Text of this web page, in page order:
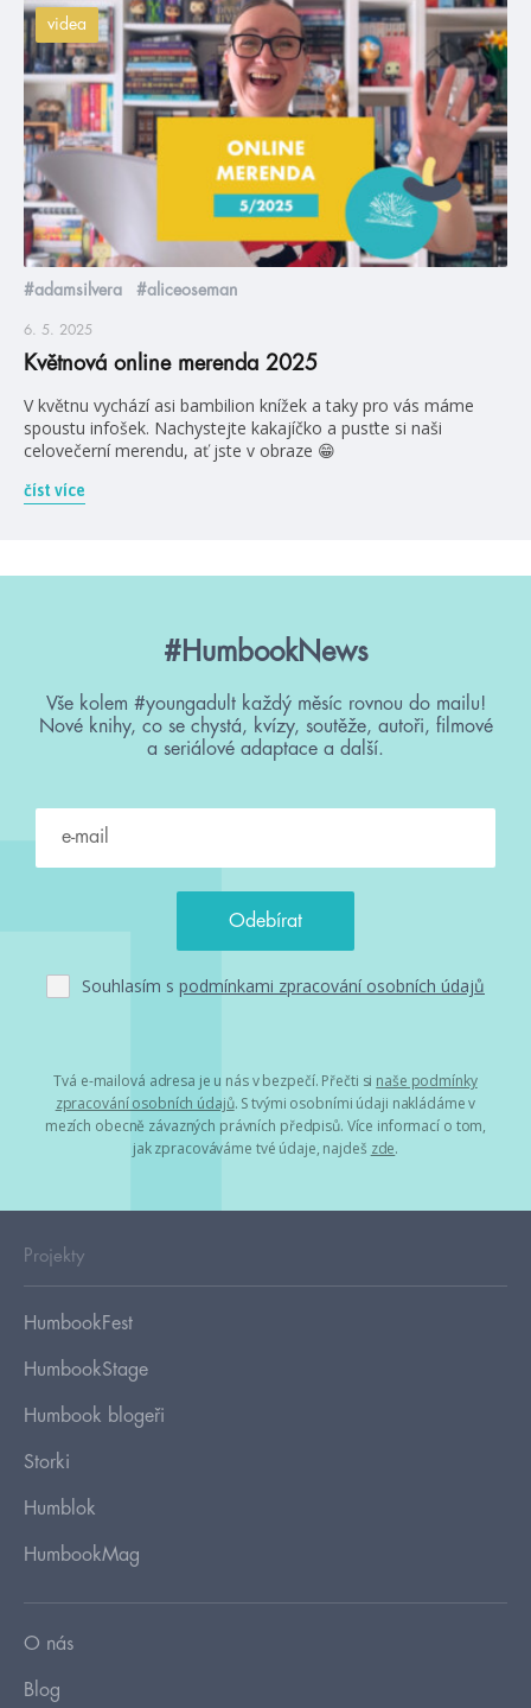
videa
#adamsilvera #aliceoseman
6. 5. 2025
Květnová online merenda 2025
V květnu vychází asi bambilion knížek a taky pro vás máme
spoustu infošek. Nachystejte kakajíčko a pusťte si naši
celovečerní merendu, ať jste v obraze 😁
číst více
#HumbookNews
Vše kolem #youngadult každý měsíc rovnou do mailu!
Nové knihy, co se chystá, kvízy, soutěže, autoři, filmové
a seriálové adaptace a další.
Souhlasím s podmínkami zpracování osobních údajů
Tvá e-mailová adresa je u nás v bezpečí. Přečti si naše podmínky
zpracování osobních údajů. S tvými osobními údaji nakládáme v
mezích obecně závazných právních předpisů. Více informací o tom,
jak zpracováváme tvé údaje, najdeš zde.
Projekty
HumbookFest
HumbookStage
Humbook blogeři
Storki
Humblok
HumbookMag
O nás
Blog